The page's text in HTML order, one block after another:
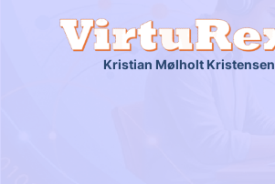
Kristian Mølholt Kristensen